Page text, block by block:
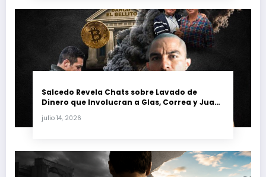
Salcedo Revela Chats sobre Lavado de
Dinero que Involucran a Glas, Correa y Juan
julio 14, 2026